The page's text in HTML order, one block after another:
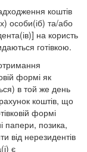
коштів
особи(іб) та/або
на користь
готівкою.
формі як
в той же день
коштів, що
формі
папери, позика,
від нерезидентів
є